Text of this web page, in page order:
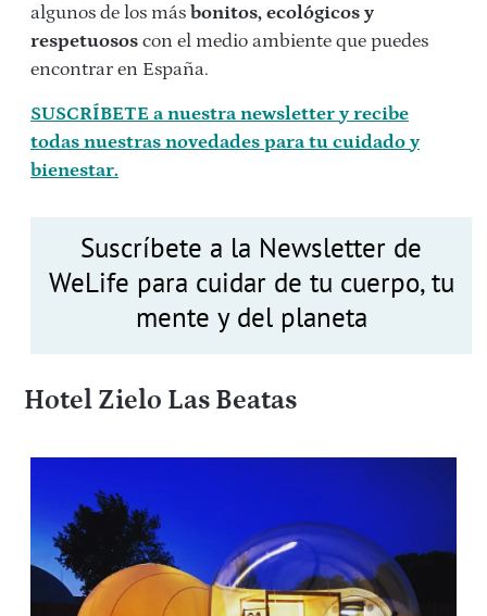
algunos de los más bonitos, ecológicos y
respetuosos con el medio ambiente que puedes
encontrar en España.
SUSCRÍBETE a nuestra newsletter y recibe
todas nuestras novedades para tu cuidado y
bienestar.
Suscríbete a la Newsletter de
WeLife para cuidar de tu cuerpo, tu
mente y del planeta
Hotel Zielo Las Beatas